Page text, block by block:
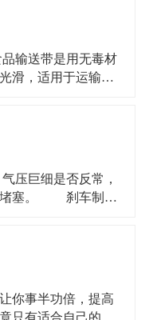
送带是用无毒材
滑，适用于运输食
PU型输送带。 材
钢 ACE
巨细是否反常，
堵塞。 刹车制动
直于皮带长度方向
轴中心线水平。
事半功倍，提高
只有适合自己的才